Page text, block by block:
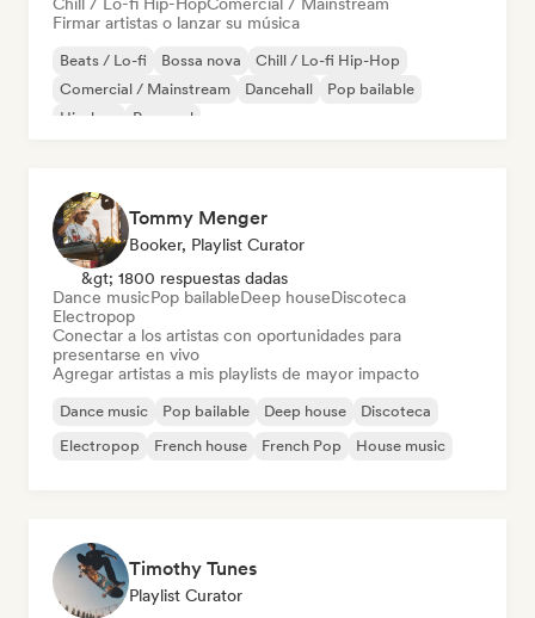
Firmar artistas o lanzar su música
Beats / Lo-fi Bossa nova
Chill / Lo-fi Hip-Hop
Comercial / Mainstream
Dancehall
Pop bailable
Hip-hop
Pop soul
Tommy Menger
Booker, Playlist Curator
&gt; 1800 respuestas dadas
Dance musicPop bailableDeep houseDiscoteca
Electropop
Conectar a los artistas con oportunidades para
presentarse en vivo
Agregar artistas a mis playlists de mayor impacto
Dance music Pop bailable Deep house
Discoteca
Electropop
French house French Pop House music
Timothy Tunes
Playlist Curator